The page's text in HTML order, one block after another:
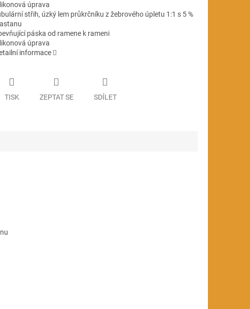
úprava
střih, úzký lem průkrčníku z žebrového úpletu 1:1 s 5 %
páska od ramene k rameni
úprava
informace
TISK ZEPTAT SE SDÍLET